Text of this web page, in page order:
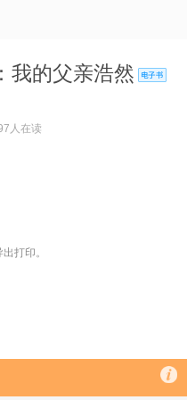
我的父亲浩然
人在读
打印。